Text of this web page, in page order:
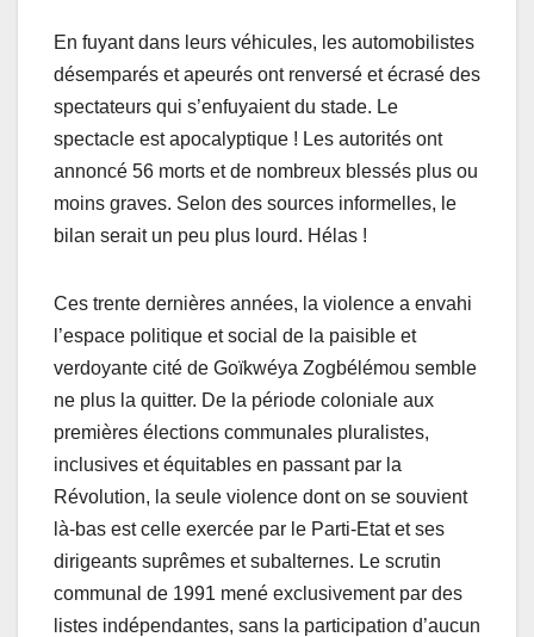
En fuyant dans leurs véhicules, les automobilistes
désemparés et apeurés ont renversé et écrasé des
spectateurs qui s’enfuyaient du stade. Le
spectacle est apocalyptique ! Les autorités ont
annoncé 56 morts et de nombreux blessés plus ou
moins graves. Selon des sources informelles, le
bilan serait un peu plus lourd. Hélas !
Ces trente dernières années, la violence a envahi
l’espace politique et social de la paisible et
verdoyante cité de Goïkwéya Zogbélémou semble
ne plus la quitter. De la période coloniale aux
premières élections communales pluralistes,
inclusives et équitables en passant par la
Révolution, la seule violence dont on se souvient
là-bas est celle exercée par le Parti-Etat et ses
dirigeants suprêmes et subalternes. Le scrutin
communal de 1991 mené exclusivement par des
listes indépendantes, sans la participation d’aucun